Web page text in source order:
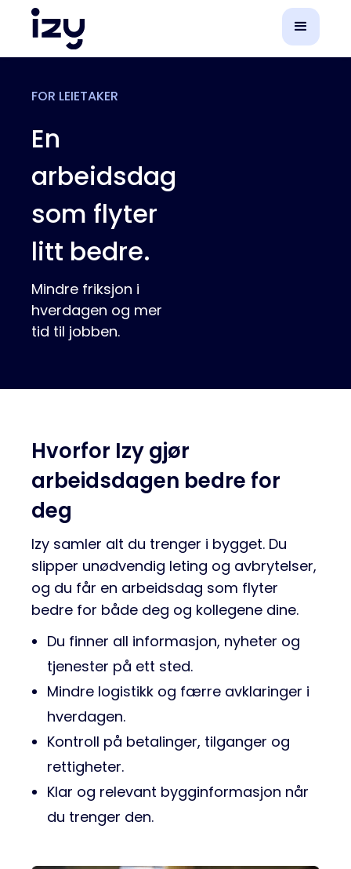
FOR LEIETAKER
En
arbeidsdag
som flyter
litt bedre.
Mindre friksjon i
hverdagen og mer
tid til jobben.
Hvorfor Izy gjør
arbeidsdagen bedre for
deg
Izy samler alt du trenger i bygget. Du
slipper unødvendig leting og avbrytelser,
og du får en arbeidsdag som flyter
bedre for både deg og kollegene dine.
Du finner all informasjon, nyheter og
tjenester på ett sted.
Mindre logistikk og færre avklaringer i
hverdagen.
Kontroll på betalinger, tilganger og
rettigheter.
Klar og relevant bygginformasjon når
du trenger den.